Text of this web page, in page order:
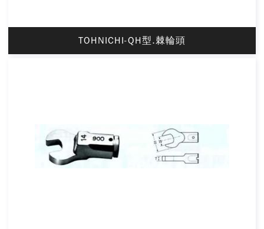
TOHNICHI-QH型.棘輪頭